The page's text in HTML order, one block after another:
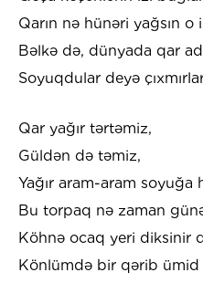
Qarın nə hünəri yağsın o
Bəlkə də, dünyada qar
Soyuqdular deyə
Qar yağır tərtəmiz,
Güldən də təmiz,
Yağır aram-aram soyuğa
Bu torpaq nə zaman
Köhnə ocaq yeri diksinir
Könlümdə bir qərib ümid